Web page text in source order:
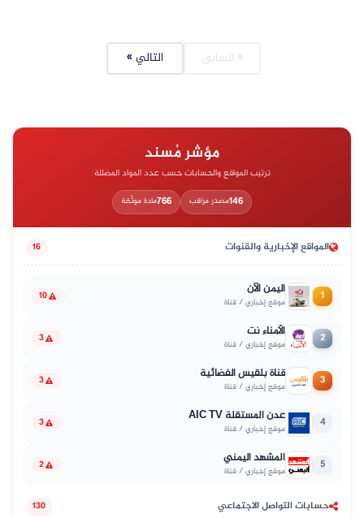
« السابق التالي »
مؤشر مُسند
ترتيب المواقع والحسابات حسب عدد المواد المضللة
146مصدر مراقب 766مادة موثّقة
المواقع الإخبارية والقنوات 16
1 اليمن الآن
موقع إخباري / قناة 10
2 الأمناء نت
موقع إخباري / قناة 3
3 قناة بلقيس الفضائية
موقع إخباري / قناة 3
4 عدن المستقلة AIC TV
موقع إخباري / قناة 3
5 المشهد اليمني
موقع إخباري / قناة 2
حسابات التواصل الاجتماعي 130